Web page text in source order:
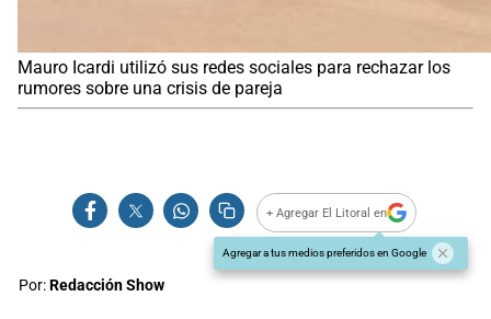
Mauro Icardi utilizó sus redes sociales para rechazar los
rumores sobre una crisis de pareja
+ Agregar El Litoral en
Agregar a tus medios preferidos en Google
Por:Redacción Show